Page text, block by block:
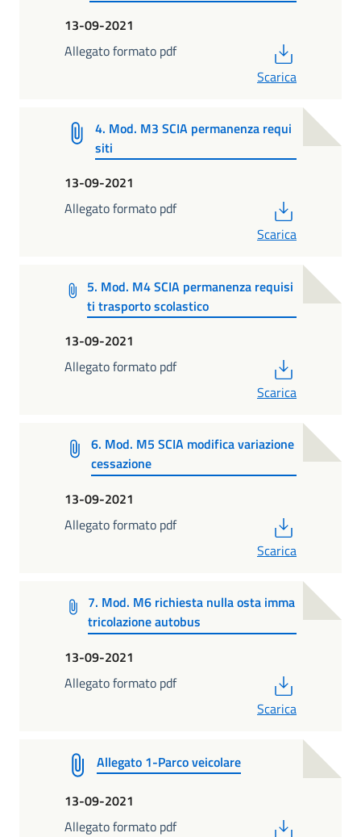
13-09-2021
Allegato formato pdf
Scarica
4. Mod. M3 SCIA permanenza requi
siti
13-09-2021
Allegato formato pdf
Scarica
5. Mod. M4 SCIA permanenza requisi
ti trasporto scolastico
13-09-2021
Allegato formato pdf
Scarica
6. Mod. M5 SCIA modifica variazione
cessazione
13-09-2021
Allegato formato pdf
Scarica
7. Mod. M6 richiesta nulla osta imma
tricolazione autobus
13-09-2021
Allegato formato pdf
Scarica
Allegato 1-Parco veicolare
13-09-2021
Allegato formato pdf